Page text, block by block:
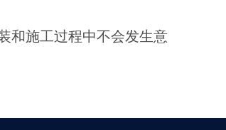
和施工过程中不会发生意